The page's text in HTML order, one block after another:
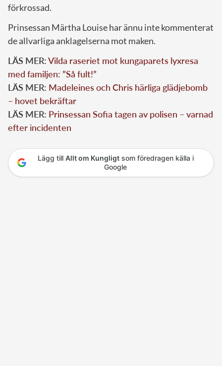
förkrossad.
Prinsessan Märtha Louise har ännu inte kommenterat
de allvarliga anklagelserna mot maken.
LÄS MER:Vilda raseriet mot kungaparets lyxresa
med familjen: ”Så fult!”
LÄS MER: Madeleines och Chris härliga glädjebomb
– hovet bekräftar
LÄS MER: Prinsessan Sofia tagen av polisen – varnad
efter incidenten
Lägg till Allt om Kungligtsom föredragen källa i
Google